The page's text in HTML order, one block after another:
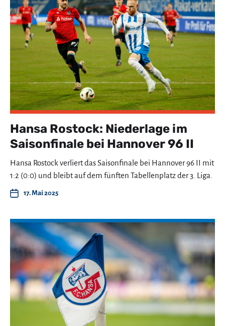
Hansa Rostock: Niederlage im
Saisonfinale bei Hannover 96 II
Hansa Rostock verliert das Saisonfinale bei Hannover 96 II mit
1:2 (0:0) und bleibt auf dem fünften Tabellenplatz der 3. Liga.
17. Mai 2025